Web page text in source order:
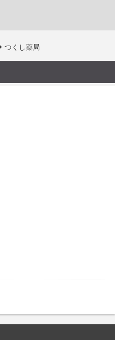
つくし薬局